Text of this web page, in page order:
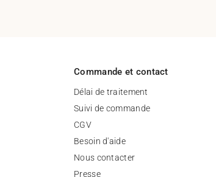
Commande et contact
Délai de traitement
Suivi de commande
CGV
Besoin d'aide
Nous contacter
Presse